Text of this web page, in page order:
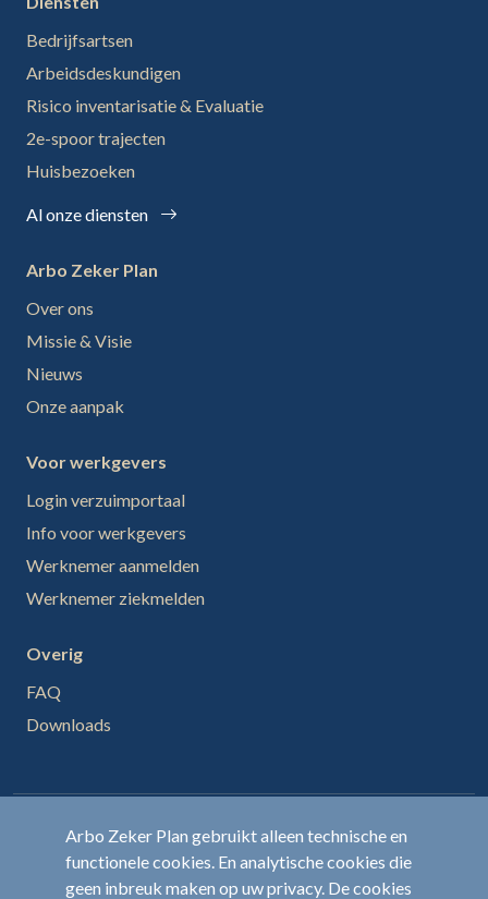
Bedrijfsartsen
Arbeidsdeskundigen
Risico inventarisatie & Evaluatie
2e-spoor trajecten
Huisbezoeken
Al onze diensten
Arbo Zeker Plan
Over ons
Missie & Visie
Nieuws
Onze aanpak
Voor werkgevers
Login verzuimportaal
Info voor werkgevers
Werknemer aanmelden
Werknemer ziekmelden
Overig
FAQ
Downloads
© Arbo Zeker Plan -Privacy Policy-Algemene
voorwaarden
Arbo Zeker Plan gebruikt alleen technische en
functionele cookies. En analytische cookies die
geen inbreuk maken op uw privacy. De cookies